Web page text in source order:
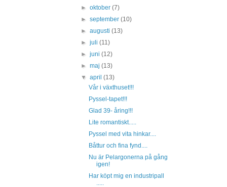
►oktober(7)
►september(10)
►augusti(13)
►juli(11)
►juni(12)
►maj(13)
▼april(13)
Vår i växthuset!!!
Pyssel-tapet!!!
Glad 39- åring!!!
Lite romantiskt.....
Pyssel med vita hinkar....
Båttur och fina fynd....
Nu är Pelargonerna på gång
igen!
Har köpt mig en industripall
.....